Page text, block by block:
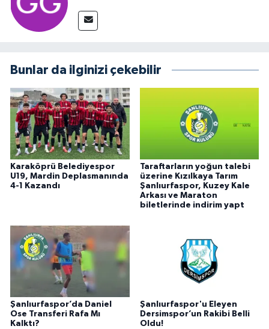
Bunlar da ilginizi çekebilir
Karaköprü Belediyespor
U19, Mardin Deplasmanında
4-1 Kazandı
Taraftarların yoğun talebi
üzerine Kızılkaya Tarım
Şanlıurfaspor, Kuzey Kale
Arkası ve Maraton
biletlerinde indirim yapt
Şanlıurfaspor’da Daniel
Ose Transferi Rafa Mı
Kalktı?
Şanlıurfaspor'u Eleyen
Dersimspor’un Rakibi Belli
Oldu!